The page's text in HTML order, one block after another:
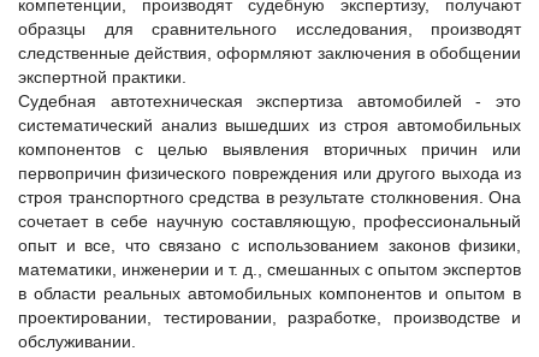
компетенции, производят судебную экспертизу, получают
образцы для сравнительного исследования, производят
следственные действия, оформляют заключения в обобщении
экспертной практики.
Судебная автотехническая экспертиза автомобилей - это
систематический анализ вышедших из строя автомобильных
компонентов с целью выявления вторичных причин или
первопричин физического повреждения или другого выхода из
строя транспортного средства в результате столкновения. Она
сочетает в себе научную составляющую, профессиональный
опыт и все, что связано с использованием законов физики,
математики, инженерии и т. д., смешанных с опытом экспертов
в области реальных автомобильных компонентов и опытом в
проектировании, тестировании, разработке, производстве и
обслуживании.